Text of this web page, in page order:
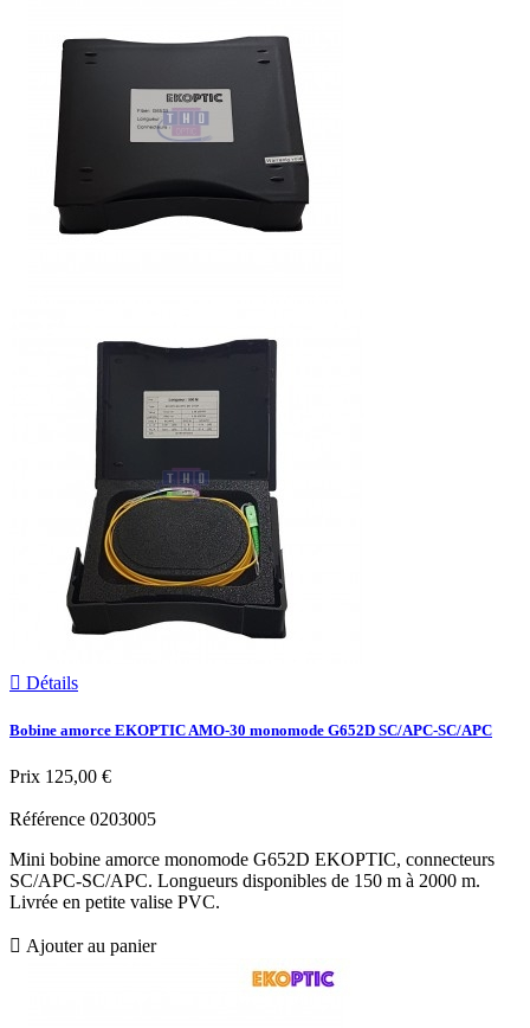
 Détails
Bobine amorce EKOPTIC AMO-30 monomode G652D SC/APC-SC/APC
Prix 125,00 €
Référence 0203005
Mini bobine amorce monomode G652D EKOPTIC, connecteurs
SC/APC-SC/APC. Longueurs disponibles de 150 m à 2000 m.
Livrée en petite valise PVC.
 Ajouter au panier